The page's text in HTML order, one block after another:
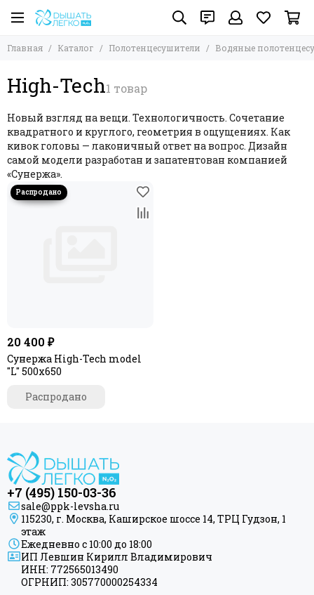
Полотенцесушители
Водяные полотенцесушители
Сунержа
Аркус
Ажур
Галант+
Канцлер
Модус
Ренессанс
Сирокко
Богема+ с 1 полкой
Гусли
Лира
М-образный
Ш-образный
Ш-образный+
Штиль EU50+
Элегия+
Аксиома-10
Аксиома-20
Аксиома-30
Версия-Б
Стилье
Электрические полотенцесушители
Отопительный радиатор
Комплектующие и аксессуары
Запорно-регулирующая дизайн-арматура
Главная Каталог Полотенцесушители Водяные
High-Tech
Новый взгляд на вещи. Технологичность. Сочетание
квадратного и круглого, геометрия в ощущениях. Как
кивок головы — лаконичный ответ на вопрос. Дизайн
самой модели разработан и запатентован компанией
«Сунержа».
20 400 ₽
Сунержа High-Tech model
"L" 500х650
Распродано
+7 (495) 150-03-36
sale@ppk-levsha.ru
115230, г. Москва, Каширское шоссе 14, ТРЦ Гудзон, 1
этаж
Ежедневно с 10:00 до 18:00
ИП Левшин Кирилл Владимирович
ИНН: 772565013490
ОГРНИП: 305770000254334